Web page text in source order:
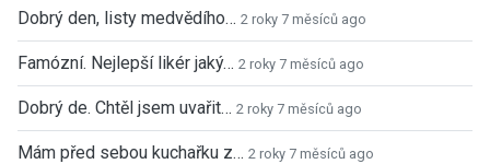
Dobrý den, listy medvědího… 2 roky 7 měsíců ago
Famózní. Nejlepší likér jaký… 2 roky 7 měsíců ago
Dobrý de. Chtěl jsem uvařit… 2 roky 7 měsíců ago
Mám před sebou kuchařku z… 2 roky 7 měsíců ago